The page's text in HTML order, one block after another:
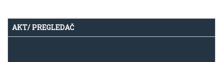
AKT/ PREGLEDAČ